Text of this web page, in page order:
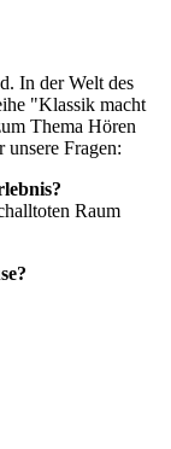
In der Welt des
"Klassik macht
Thema Hören
Fragen:
Raum